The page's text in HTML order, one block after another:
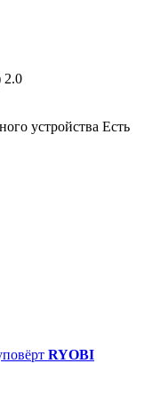
2.0
устройства Есть
RYOBI